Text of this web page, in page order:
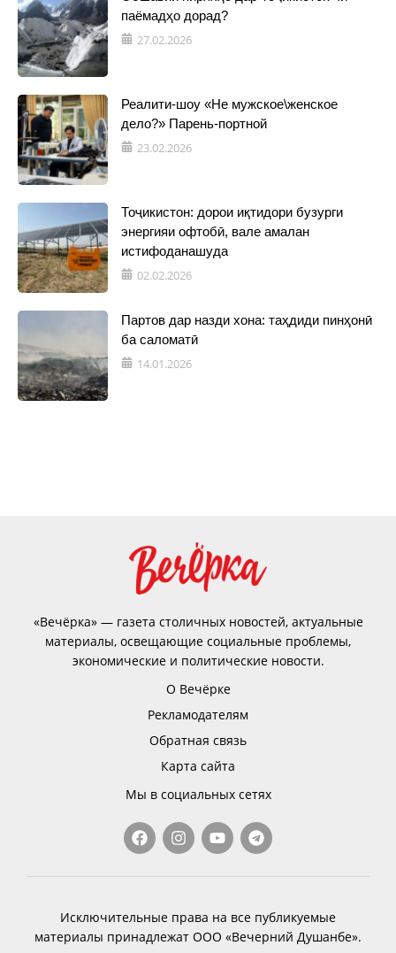
паёмадҳо дорад?
27.02.2026
Реалити-шоу «Не мужское\женское
дело?» Парень-портной
23.02.2026
Тоҷикистон: дорои иқтидори бузурги
энергияи офтобӣ, вале амалан
истифоданашуда
02.02.2026
Партов дар назди хона: таҳдиди пинҳонӣ
ба саломатӣ
14.01.2026
«Вечёрка» — газета столичных новостей, актуальные
материалы, освещающие социальные проблемы,
экономические и политические новости.
О Вечёрке
Рекламодателям
Обратная связь
Карта сайта
Мы в социальных сетях
Исключительные права на все публикуемые
материалы принадлежат ООО «Вечерний Душанбе».